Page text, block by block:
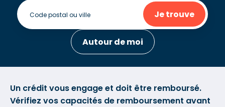
Je trouve
Autour de moi
Un crédit vous engage et doit être remboursé.
Vérifiez vos capacités de remboursement avant